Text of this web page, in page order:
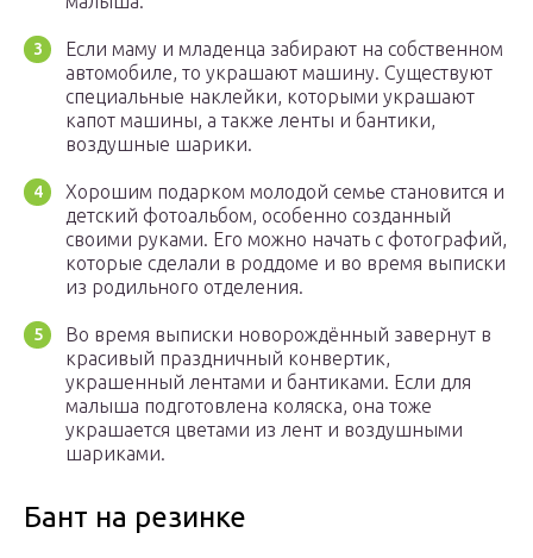
Если маму и младенца забирают на собственном
автомобиле, то украшают машину. Существуют
специальные наклейки, которыми украшают
капот машины, а также ленты и бантики,
воздушные шарики.
Хорошим подарком молодой семье становится и
детский фотоальбом, особенно созданный
своими руками. Его можно начать с фотографий,
которые сделали в роддоме и во время выписки
из родильного отделения.
Во время выписки новорождённый завернут в
красивый праздничный конвертик,
украшенный лентами и бантиками. Если для
малыша подготовлена коляска, она тоже
украшается цветами из лент и воздушными
шариками.
Бант на резинке